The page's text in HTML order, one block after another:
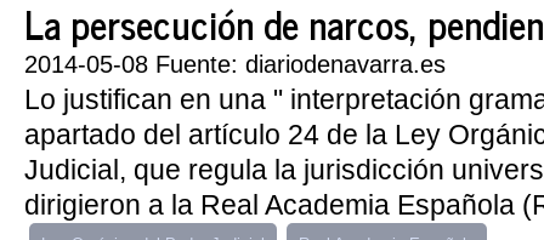
La persecución de narcos,
2014-05-08 Fuente: diariodenavarra.es
Lo justifican en una " interpretación
apartado del artículo 24 de la Ley
Judicial, que regula la jurisdicción
dirigieron a la Real Academia Española